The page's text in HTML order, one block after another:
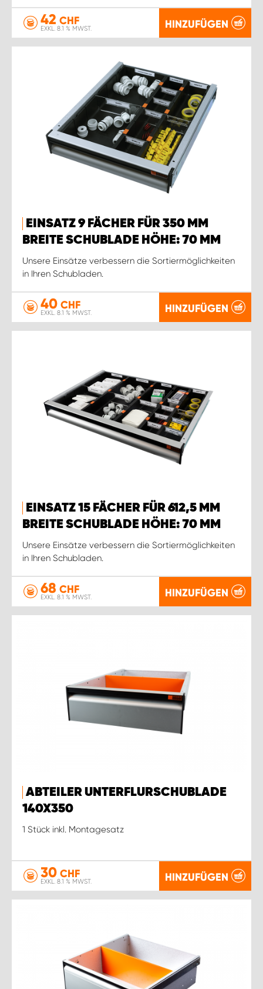
42 CHF
EXKL. 8.1 % MWST. HINZUFÜGEN
EINSATZ 9 FÄCHER FÜR 350 MM
BREITE SCHUBLADE HÖHE: 70 MM
Unsere Einsätze verbessern die Sortiermöglichkeiten
in Ihren Schubladen.
40 CHF
EXKL. 8.1 % MWST. HINZUFÜGEN
EINSATZ 15 FÄCHER FÜR 612,5 MM
BREITE SCHUBLADE HÖHE: 70 MM
Unsere Einsätze verbessern die Sortiermöglichkeiten
in Ihren Schubladen.
68 CHF
EXKL. 8.1 % MWST. HINZUFÜGEN
ABTEILER UNTERFLURSCHUBLADE
140X350
1 Stück inkl. Montagesatz
30 CHF
EXKL. 8.1 % MWST. HINZUFÜGEN